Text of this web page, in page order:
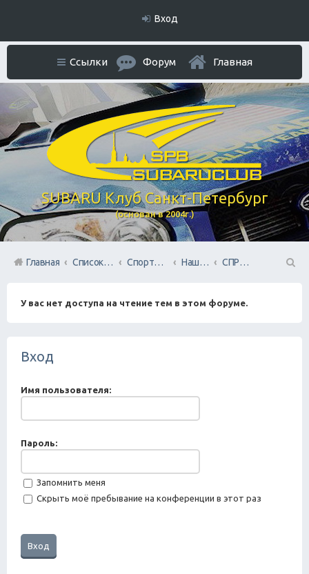
Вход
SUBARU Клуб Санкт-Петербург
(основан в 2004г.)
Ссылки Форум Главная
Главная Список форумов Спортивный раздел Наша команда SUBARU TEAM SPB
СПРИНТ
У вас нет доступа на чтение тем в этом форуме.
Вход
Имя пользователя:
Пароль:
Запомнить меня
Скрыть моё пребывание на конференции в этот раз